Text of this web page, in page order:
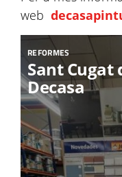
web
REFORMES
Sant Cugat
Decasa